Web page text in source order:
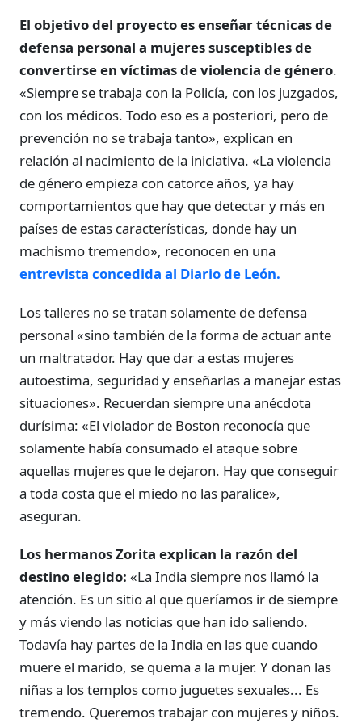
El objetivo del proyecto es enseñar técnicas de
defensa personal a mujeres susceptibles de
convertirse en víctimas de violencia de género.
«Siempre se trabaja con la Policía, con los juzgados,
con los médicos. Todo eso es a posteriori, pero de
prevención no se trabaja tanto», explican en
relación al nacimiento de la iniciativa. «La violencia
de género empieza con catorce años, ya hay
comportamientos que hay que detectar y más en
países de estas características, donde hay un
machismo tremendo», reconocen en una
entrevista concedida al Diario de León.
Los talleres no se tratan solamente de defensa
personal «sino también de la forma de actuar ante
un maltratador. Hay que dar a estas mujeres
autoestima, seguridad y enseñarlas a manejar estas
situaciones». Recuerdan siempre una anécdota
durísima: «El violador de Boston reconocía que
solamente había consumado el ataque sobre
aquellas mujeres que le dejaron. Hay que conseguir
a toda costa que el miedo no las paralice»,
aseguran.
Los hermanos Zorita explican la razón del
destino elegido: «La India siempre nos llamó la
atención. Es un sitio al que queríamos ir de siempre
y más viendo las noticias que han ido saliendo.
Todavía hay partes de la India en las que cuando
muere el marido, se quema a la mujer. Y donan las
niñas a los templos como juguetes sexuales... Es
tremendo. Queremos trabajar con mujeres y niños.